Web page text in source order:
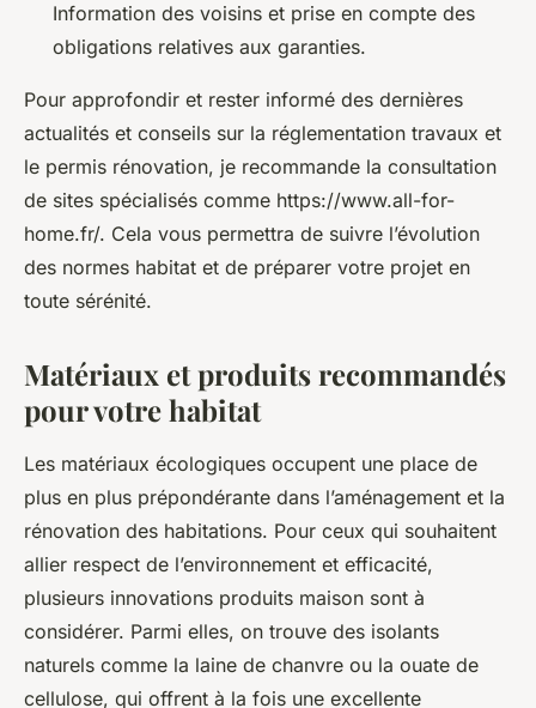
Information des voisins et prise en compte des
obligations relatives aux garanties.
Pour approfondir et rester informé des dernières
actualités et conseils sur la réglementation travaux et
le permis rénovation, je recommande la consultation
de sites spécialisés comme https://www.all-for-
home.fr/. Cela vous permettra de suivre l’évolution
des normes habitat et de préparer votre projet en
toute sérénité.
Matériaux et produits recommandés
pour votre habitat
Les matériaux écologiques occupent une place de
plus en plus prépondérante dans l’aménagement et la
rénovation des habitations. Pour ceux qui souhaitent
allier respect de l’environnement et efficacité,
plusieurs innovations produits maison sont à
considérer. Parmi elles, on trouve des isolants
naturels comme la laine de chanvre ou la ouate de
cellulose, qui offrent à la fois une excellente